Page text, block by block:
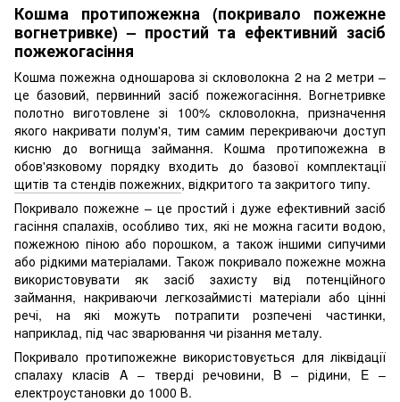
Кошма протипожежна (покривало пожежне
вогнетривке) – простий та ефективний засіб
пожежогасіння
Кошма пожежна одношарова зі скловолокна 2 на 2 метри –
це базовий, первинний засіб пожежогасіння. Вогнетривке
полотно виготовлене зі 100% скловолокна, призначення
якого накривати полум'я, тим самим перекриваючи доступ
кисню до вогнища займання. Кошма протипожежна в
обов'язковому порядку входить до базової комплектації
щитів та стендів пожежних, відкритого та закритого типу.
Покривало пожежне – це простий і дуже ефективний засіб
гасіння спалахів, особливо тих, які не можна гасити водою,
пожежною піною або порошком, а також іншими сипучими
або рідкими матеріалами. Також покривало пожежне можна
використовувати як засіб захисту від потенційного
займання, накриваючи легкозаймисті матеріали або цінні
речі, на які можуть потрапити розпечені частинки,
наприклад, під час зварювання чи різання металу.
Покривало протипожежне використовується для ліквідації
спалаху класів A – тверді речовини, B – рідини, E –
електроустановки до 1000 В.